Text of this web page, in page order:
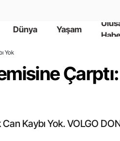
Dünya Yaşam
Yok
Çarptı:
Kaybı Yok. VOLGO